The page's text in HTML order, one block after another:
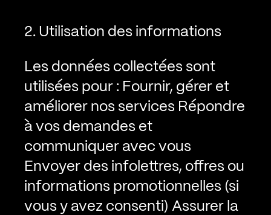
2. Utilisation des informations
Les données collectées sont
utilisées pour : Fournir, gérer et
améliorer nos services Répondre
à vos demandes et
communiquer avec vous
Envoyer des infolettres, offres ou
informations promotionnelles (si
vous y avez consenti) Assurer la